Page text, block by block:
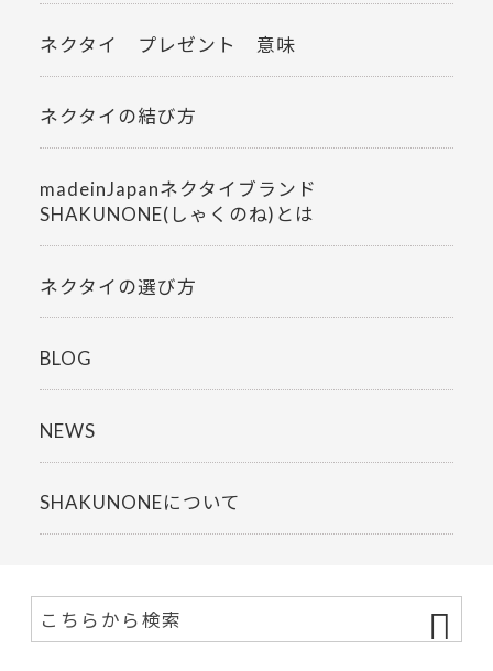
ネクタイ プレゼント 意味
ネクタイの結び方
madeinJapanネクタイブランド
SHAKUNONE(しゃくのね)とは
ネクタイの選び方
BLOG
NEWS
SHAKUNONEについて